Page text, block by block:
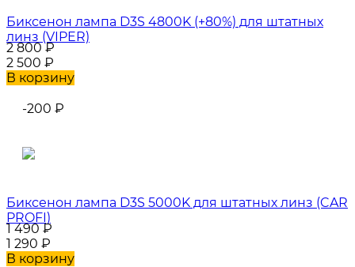
Биксенон лампа D3S 4800K (+80%) для штатных
линз (VIPER)
2 800₽
2 500 ₽
В корзину
-200 ₽
Биксенон лампа D3S 5000K для штатных линз (CAR
PROFI)
1 490₽
1 290 ₽
В корзину